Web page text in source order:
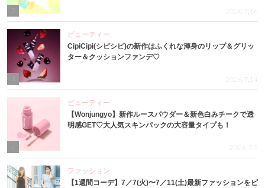
2026.7.16
3
ビューティー
CipiCipi(シピシピ)の新作はふくれな渾身のリップ＆グリッ
ター＆クッションファンデ♡
2026.7.14
4
ビューティー
【Wonjungyo】新作ルースパウダー＆新色白みチークで透
明感GET♡大人気スキンパックの大容量タイプも！
2026.7.9
ファッション
【1週間コーデ】7／7(火)〜7／11(土)最新ファッションをピ